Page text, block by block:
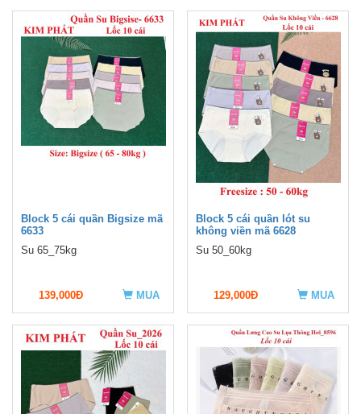
Block 5 cái quần Bigsize mã
6633
Su 65_75kg
139,000Đ MUA
Block 5 cái quần lót su
không viền mã 6628
Su 50_60kg
129,000Đ MUA